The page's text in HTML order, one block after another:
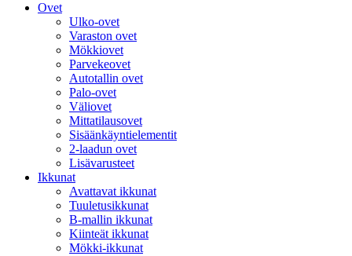
Ovet
Ulko-ovet
Varaston ovet
Mökkiovet
Parvekeovet
Autotallin ovet
Palo-ovet
Väliovet
Mittatilausovet
Sisäänkäyntielementit
2-laadun ovet
Lisävarusteet
Ikkunat
Avattavat ikkunat
Tuuletusikkunat
B-mallin ikkunat
Kiinteät ikkunat
Mökki-ikkunat